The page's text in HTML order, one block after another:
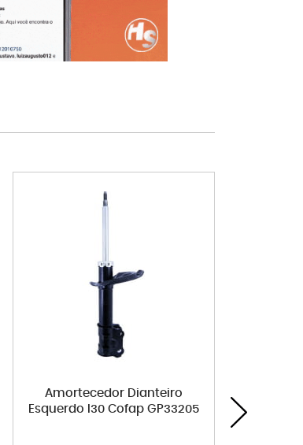
Amortecedor Dianteiro
Esquerdo I30 Cofap GP33205